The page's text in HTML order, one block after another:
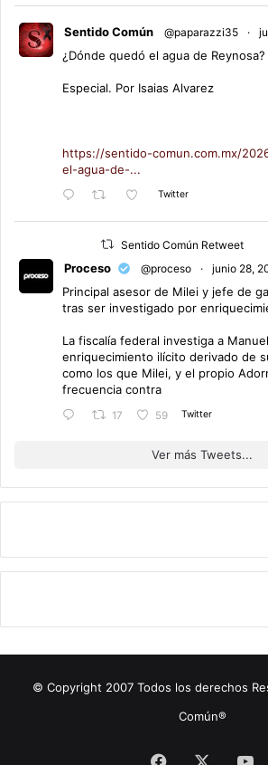
Sentido Común @paparazzi35 ·
¿Dónde quedó el agua de Reynosa?
Especial. Por Isaias Alvarez
https://sentido-comun.com.mx/
el-agua-de-...
Twitter
Sentido Común Retweet
Proceso @proceso · junio 28,
Principal asesor de Milei y jefe de
tras ser investigado por
La fiscalía federal investiga a
enriquecimiento ilícito derivado de
como los que Milei, y el propio
frecuencia contra
17 59 Twitter
Ver más Tweets...
© Copyright 2007 Todos los derechos
Común®
Facebook